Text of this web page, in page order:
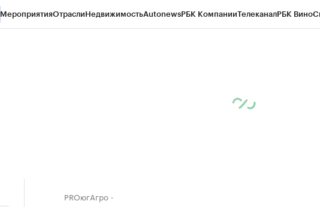
МероприятияОтраслиНедвижимостьAutonewsРБК КомпанииТелеканалРБК Вино
PROюгАгро